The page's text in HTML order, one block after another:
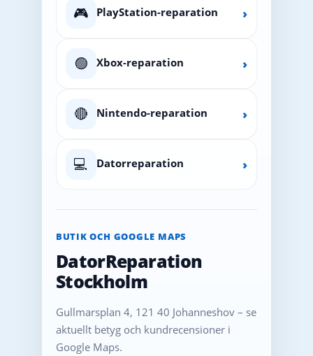
🎮 PlayStation-reparation ›
🟢 Xbox-reparation ›
🔴 Nintendo-reparation ›
💻 Datorreparation ›
BUTIK OCH GOOGLE MAPS
DatorReparation
Stockholm
Gullmarsplan 4, 121 40 Johanneshov – se
aktuellt betyg och kundrecensioner i
Google Maps.